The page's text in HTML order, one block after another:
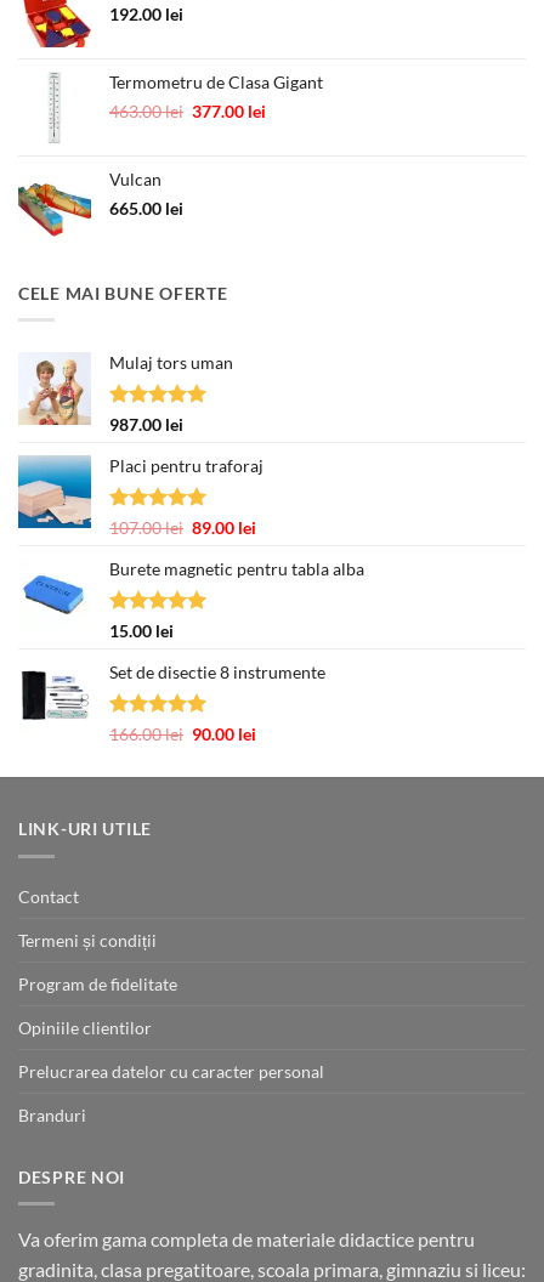
192.00 lei
Termometru de Clasa Gigant
463.00lei Prețul
377.00 lei
Vulcan
665.00 lei
CELE MAI BUNE OFERTE
Mulaj tors uman
Evaluat la
987.00 lei
Placi pentru traforaj
Evaluat la
107.00lei Prețul
a
fost:
89.00 lei
este:
Burete magnetic pentru tabla alba
Evaluat la
15.00 lei
Set de disectie 8 instrumente
Evaluat la
166.00lei Prețul
a
90.00 lei
este:
LINK-URI UTILE
Contact
Termeni și condiții
Program de fidelitate
Opiniile clientilor
Prelucrarea datelor cu caracter personal
Branduri
DESPRE NOI
Va oferim gama completa de materiale didactice pentru
gradinita, clasa pregatitoare, scoala primara, gimnaziu si liceu: